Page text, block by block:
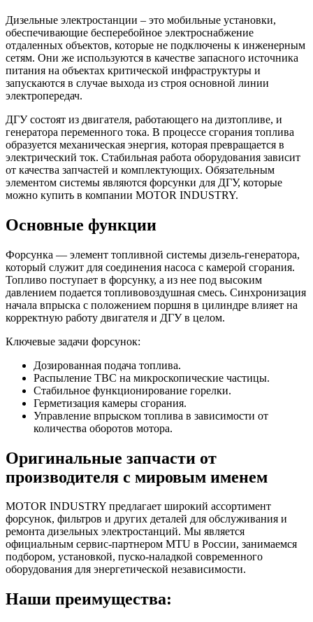
Дизельные электростанции – это мобильные установки,
обеспечивающие бесперебойное электроснабжение
отдаленных объектов, которые не подключены к инженерным
сетям. Они же используются в качестве запасного источника
питания на объектах критической инфраструктуры и
запускаются в случае выхода из строя основной линии
электропередач.
ДГУ состоят из двигателя, работающего на дизтопливе, и
генератора переменного тока. В процессе сгорания топлива
образуется механическая энергия, которая превращается в
электрический ток. Стабильная работа оборудования зависит
от качества запчастей и комплектующих. Обязательным
элементом системы являются форсунки для ДГУ, которые
можно купить в компании MOTOR INDUSTRY.
Основные функции
Форсунка — элемент топливной системы дизель-генератора,
который служит для соединения насоса с камерой сгорания.
Топливо поступает в форсунку, а из нее под высоким
давлением подается топливовоздушная смесь. Синхронизация
начала впрыска с положением поршня в цилиндре влияет на
корректную работу двигателя и ДГУ в целом.
Ключевые задачи форсунок:
Дозированная подача топлива.
Распыление ТВС на микроскопические частицы.
Стабильное функционирование горелки.
Герметизация камеры сгорания.
Управление впрыском топлива в зависимости от
количества оборотов мотора.
Оригинальные запчасти от
производителя с мировым именем
MOTOR INDUSTRY предлагает широкий ассортимент
форсунок, фильтров и других деталей для обслуживания и
ремонта дизельных электростанций. Мы является
официальным сервис-партнером MTU в России, занимаемся
подбором, установкой, пуско-наладкой современного
оборудования для энергетической независимости.
Наши преимущества: